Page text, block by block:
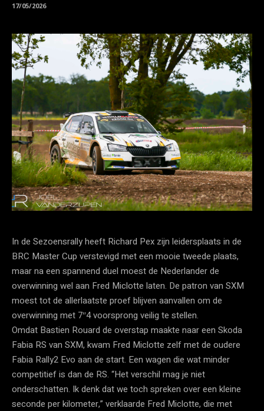
17/05/2026
In de Sezoensrally heeft Richard Pex zijn leidersplaats in de
BRC Master Cup verstevigd met een mooie tweede plaats,
maar na een spannend duel moest de Nederlander de
overwinning wel aan Fred Miclotte laten. De patron van SXM
moest tot de allerlaatste proef blijven aanvallen om de
overwinning met 7″4 voorsprong veilig te stellen.
Omdat Bastien Rouard de overstap maakte naar een Skoda
Fabia RS van SXM, kwam Fred Miclotte zelf met de oudere
Fabia Rally2 Evo aan de start. Een wagen die wat minder
competitief is dan de RS. “Het verschil mag je niet
onderschatten. Ik denk dat we toch spreken over een kleine
seconde per kilometer,” verklaarde Fred Miclotte, die met